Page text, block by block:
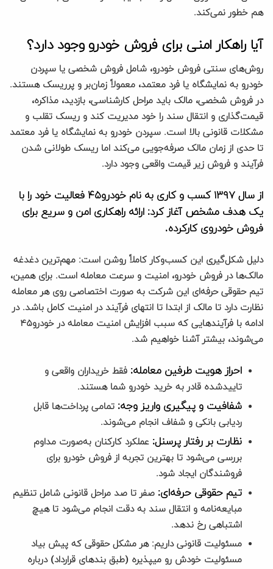
هم خطور نمی‌کند.
آیا راهکار امنی برای فروش خودرو وجود دارد؟
روش‌های سنتی فروش خودرو، شامل فروش شخصی یا سپردن
خودرو به نمایشگاه یا فرد معتمد، معمولاً زمان‌بر و پرریسک هستند.
در فروش شخصی، مالک باید مراحل کارشناسی، بازدید، مذاکره،
قیمت‌گذاری و انتقال سند را خود مدیریت کند و ریسک تقلب و
مشکلات قانونی بالا است. سپردن خودرو به نمایشگاه یا فرد معتمد
تا حدی از زمان مالک صرفه‌جویی می‌کند اما ریسک طولانی شدن
فرآیند و فروش زیر قیمت واقعی وجود دارد.
از سال ۱۳۹۷ کسب و کاری به نام خودرو۴۵ فعالیت خود را با
یک هدف مشخص آغاز کرد: ارائه راهکاری امن و سریع برای
فروش خودروی کارکرده.
دلیل شکل‌گیری این کسب‌وکار کاملاً روشن است: مهم‌ترین دغدغه
مالک‌ها در فروش خودرو، امنیت و سرعت معامله است. برای همین،
تیم حقوقی حرفه‌ای این شرکت به صورت اختصاصی روی هر معامله
نظارت دارد تا مالک از ابتدا تا انتهای فرآیند در امنیت کامل باشد. در
ادامه با فرآیندهایی که سبب افزایش امنیت معامله در خودرو۴۵
می‌شوند، بیشتر آشنا خواهیم شد.
احراز هویت طرفین معامله: فقط خریداران واقعی و
تاییدشده قادر به خرید خودرو شما هستند.
شفافیت و پیگیری واریز وجه: تمامی پرداخت‌ها قابل
ردیابی بانکی و شفاف انجام می‌شوند.
نظارت بر رفتار پرسنل: عملکرد کارکنان به‌صورت مداوم
بررسی می‌شود تا بهترین تجربه از فروش خودرو برای
فروشندگان ایجاد شود.
تیم حقوقی حرفه‌ای: صفر تا صد مراحل قانونی شامل تنظیم
مبایعه‌نامه و انتقال سند به دقت انجام می‌شود تا هیچ
اشتباهی رخ ندهد.
مسئولیت قانونی داریم: هر مشکل حقوقی که پیش بیاد
مسئولیت خودش رو میپذیره (طبق بندهای قرارداد) درباره